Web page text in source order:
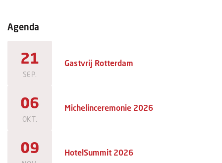
Agenda
21
SEP.
Gastvrij Rotterdam
06
OKT.
Michelinceremonie 2026
09 HotelSummit 2026